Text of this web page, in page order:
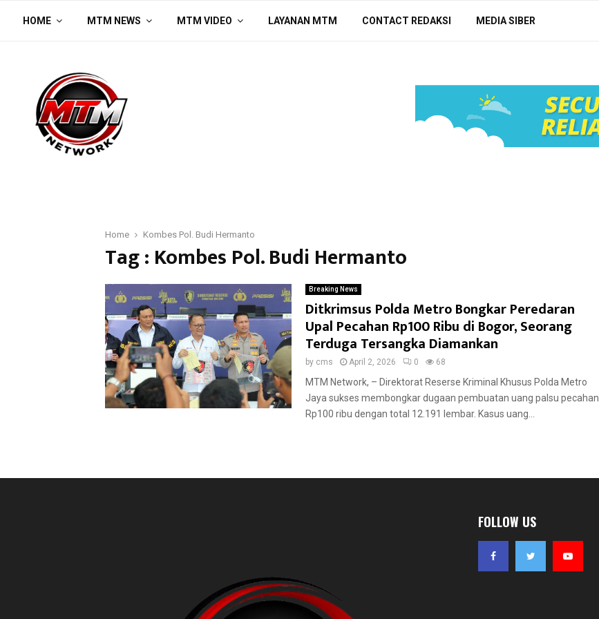
HOME MTM NEWS MTM VIDEO LAYANAN MTM CONTACT REDAKSI MEDIA SIBER
Home Kombes Pol. Budi Hermanto
Tag : Kombes Pol. Budi Hermanto
Breaking News
Ditkrimsus Polda Metro Bongkar Peredaran
Upal Pecahan Rp100 Ribu di Bogor, Seorang
Terduga Tersangka Diamankan
by cms April 2, 2026 0 68
MTM Network, – Direktorat Reserse Kriminal Khusus Polda Metro
Jaya sukses membongkar dugaan pembuatan uang palsu pecahan
Rp100 ribu dengan total 12.191 lembar. Kasus uang...
FOLLOW US